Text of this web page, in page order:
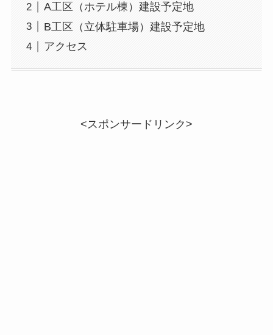
A工区（ホテル棟）建設予定地
B工区（立体駐車場）建設予定地
アクセス
<スポンサードリンク>